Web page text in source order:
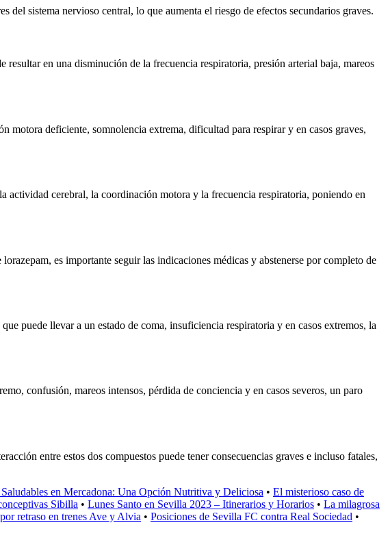
sistema nervioso central, lo que aumenta el riesgo de efectos secundarios graves.
en una disminución de la frecuencia respiratoria, presión arterial baja, mareos
deficiente, somnolencia extrema, dificultad para respirar y en casos graves,
cerebral, la coordinación motora y la frecuencia respiratoria, poniendo en
es importante seguir las indicaciones médicas y abstenerse por completo de
puede llevar a un estado de coma, insuficiencia respiratoria y en casos extremos, la
confusión, mareos intensos, pérdida de conciencia y en casos severos, un paro
entre estos dos compuestos puede tener consecuencias graves e incluso fatales,
en Mercadona: Una Opción Nutritiva y Deliciosa • El misterioso caso de
Sibilla • Lunes Santo en Sevilla 2023 – Itinerarios y Horarios • La milagrosa
retraso en trenes Ave y Alvia • Posiciones de Sevilla FC contra Real Sociedad •